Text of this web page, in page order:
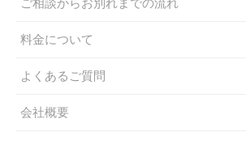
ご相談からお別れまでの流れ
料金について
よくあるご質問
会社概要